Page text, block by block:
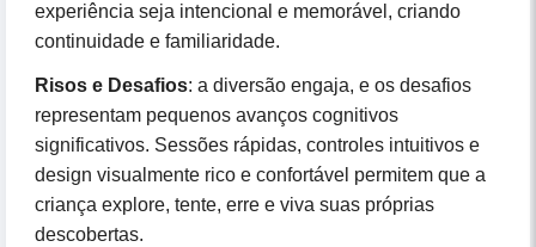
experiência seja intencional e memorável, criando
continuidade e familiaridade.
Risos e Desafios: a diversão engaja, e os desafios
representam pequenos avanços cognitivos
significativos. Sessões rápidas, controles intuitivos e
design visualmente rico e confortável permitem que a
criança explore, tente, erre e viva suas próprias
descobertas.